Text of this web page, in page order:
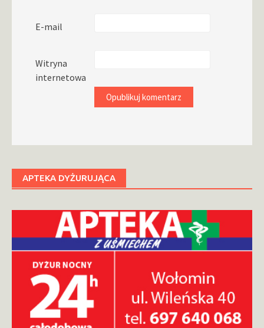
E-mail
Witryna
internetowa
APTEKA DYŻURUJĄCA